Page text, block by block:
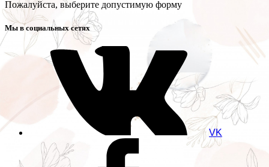
Пожалуйста, выберите допустимую форму
Мы в социальных сетях
VK